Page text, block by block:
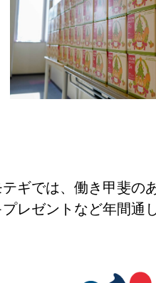
ギでは、働き甲斐の
レゼントなど年間通